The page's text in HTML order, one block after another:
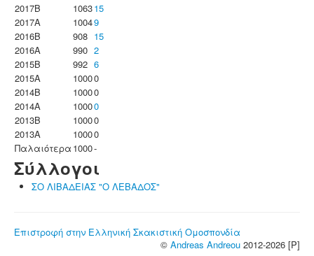
2017B
106315
2017A
10049
2016B
908 15
2016A
990 2
2015B
992 6
2015A
10000
2014B
10000
2014A
10000
2013B
10000
2013A
10000
Παλαιότερα 1000-
Σύλλογοι
ΣΟ ΛΙΒΑΔΕΙΑΣ "Ο ΛΕΒΑΔΟΣ"
Επιστροφή στην Ελληνική Σκακιστική Ομοσπονδία
© Andreas Andreou 2012-2026 [P]